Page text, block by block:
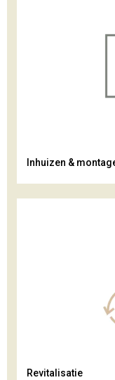
Inhuizen &
Revitalisatie